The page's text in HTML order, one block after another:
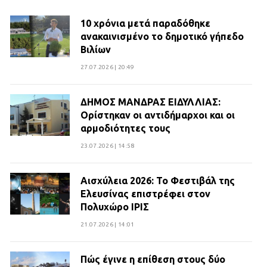
10 χρόνια μετά παραδόθηκε
ανακαινισμένο το δημοτικό γήπεδο
Βιλίων
27.07.2026 | 20:49
ΔΗΜΟΣ ΜΑΝΔΡΑΣ ΕΙΔΥΛΛΙΑΣ:
Ορίστηκαν οι αντιδήμαρχοι και οι
αρμοδιότητες τους
23.07.2026 | 14:58
Αισχύλεια 2026: Το Φεστιβάλ της
Ελευσίνας επιστρέφει στον
Πολυχώρο ΙΡΙΣ
21.07.2026 | 14:01
Πώς έγινε η επίθεση στους δύο